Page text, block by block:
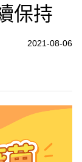
保持
2021-08-06